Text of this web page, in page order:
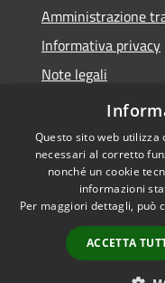
Amministrazione
Informativa privacy
Note legali
Dichiarazione di
Accessibility
Questo sito web
necessari al corretto
nonché un cookie
informazioni
Per maggiori dettagli, può
ACCETTA